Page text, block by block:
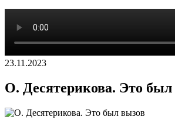
23.11.2023
О. Десятерикова. Это